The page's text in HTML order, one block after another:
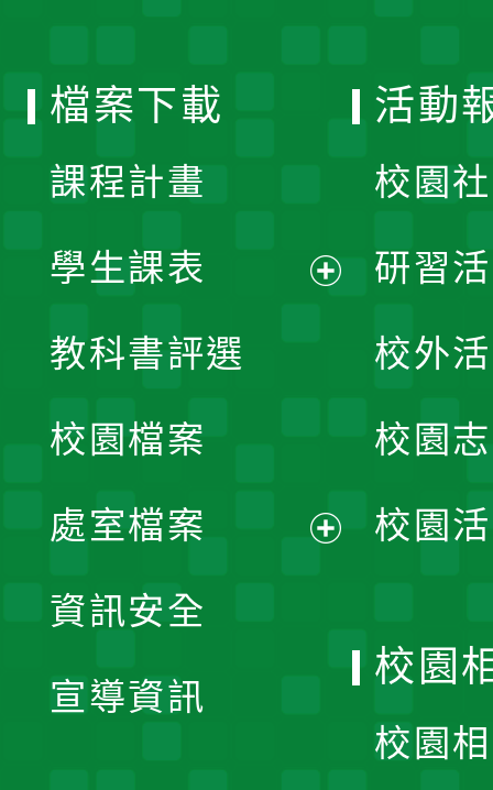
檔案下載
課程計畫
學生課表
單
教科書評選
校園檔案
處室檔案
資訊安全
宣導資訊
活動
校園
研習
校外
校園
校園
校園
校園